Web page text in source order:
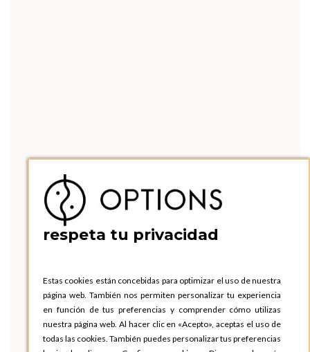
respeta tu privacidad
Estas cookies están concebidas para optimizar el uso de nuestra
página web. También nos permiten personalizar tu experiencia
en función de tus preferencias y comprender cómo utilizas
nuestra página web. Al hacer clic en «Acepto», aceptas el uso de
todas las cookies. También puedes personalizar tus preferencias